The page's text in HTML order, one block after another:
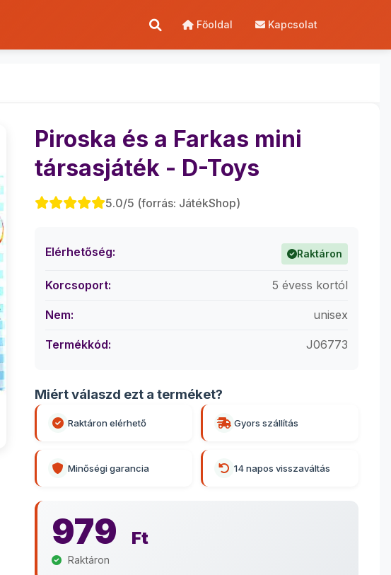
Főoldal Kapcsolat
Piroska és a Farkas mini
társasjáték - D-Toys
5.0/5 (forrás: JátékShop)
Elérhetőség: Raktáron
Korcsoport: 5 évess kortól
Nem: unisex
Termékkód: J06773
Miért válaszd ezt a terméket?
Raktáron elérhető Gyors szállítás
Minőségi garancia 14 napos visszaváltás
979 Ft
Raktáron